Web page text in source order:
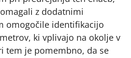
z dodatnimi
omogočile identifikacijo
ki vplivajo na okolje v
tem je pomembno, da se